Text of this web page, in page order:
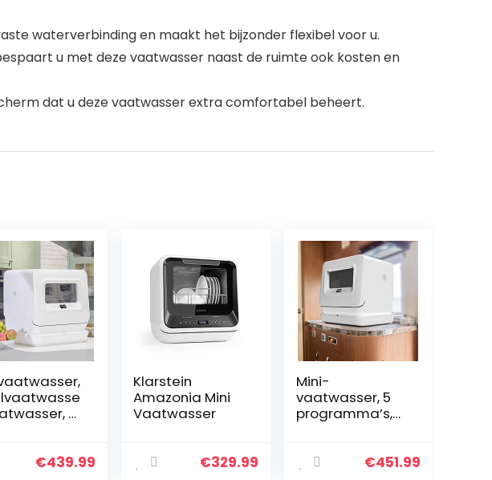
waterverbinding en maakt het bijzonder flexibel voor u.
u met deze vaatwasser naast de ruimte ook kosten en
dat u deze vaatwasser extra comfortabel beheert.
2
zonder
€439.99
Klarstein
Amazonia Mini
Vaatwasser
€329.99
Mini-
vaatwasser, 5
programma’s,
r, installatievrij,
€451.99